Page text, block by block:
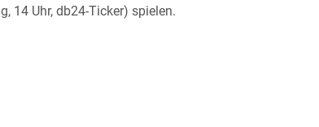
14 Uhr, db24-Ticker) spielen.